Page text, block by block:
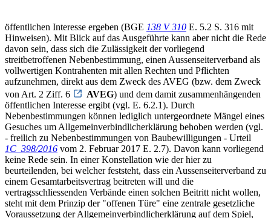
öffentlichen Interesse ergeben (BGE 138 V 310 E. 5.2 S. 316 mit
Hinweisen). Mit Blick auf das Ausgeführte kann aber nicht die Rede
davon sein, dass sich die Zulässigkeit der vorliegend
streitbetroffenen Nebenbestimmung, einen Aussenseiterverband als
vollwertigen Kontrahenten mit allen Rechten und Pflichten
aufzunehmen, direkt aus dem Zweck des AVEG (bzw. dem Zweck
von Art. 2 Ziff. 6
AVEG) und dem damit zusammenhängenden
öffentlichen Interesse ergibt (vgl. E. 6.2.1). Durch
Nebenbestimmungen können lediglich untergeordnete Mängel eines
Gesuches um Allgemeinverbindlicherklärung behoben werden (vgl.
- freilich zu Nebenbestimmungen von Baubewilligungen - Urteil
1C_398/2016 vom 2. Februar 2017 E. 2.7). Davon kann vorliegend
keine Rede sein. In einer Konstellation wie der hier zu
beurteilenden, bei welcher feststeht, dass ein Aussenseiterverband zu
einem Gesamtarbeitsvertrag beitreten will und die
vertragsschliessenden Verbände einen solchen Beitritt nicht wollen,
steht mit dem Prinzip der "offenen Türe" eine zentrale gesetzliche
Voraussetzung der Allgemeinverbindlicherklärung auf dem Spiel,